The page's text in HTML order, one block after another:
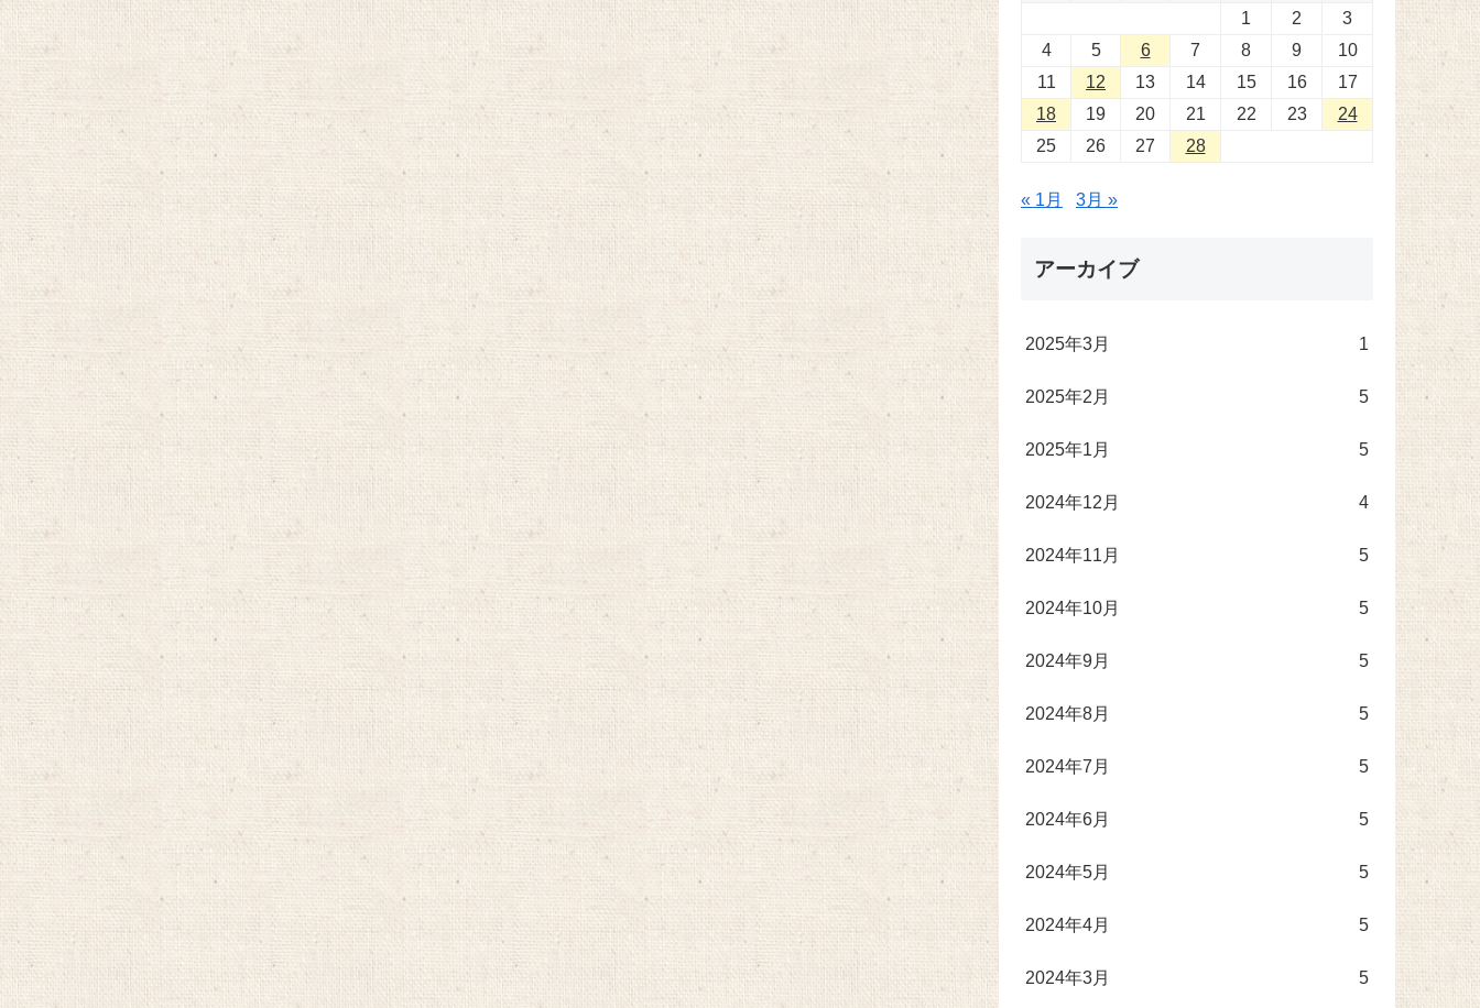
1 2
3
4
5 6 7 8 9
10
11
12 13 14 15 16
17
18
19 20 21 22 23
24
25
26 27 28
« 1月 3月 »
アーカイブ
2025年3月 1
2025年2月 5
2025年1月 5
2024年12月 4
2024年11月 5
2024年10月 5
2024年9月 5
2024年8月 5
2024年7月 5
2024年6月 5
2024年5月 5
2024年4月 5
2024年3月 5